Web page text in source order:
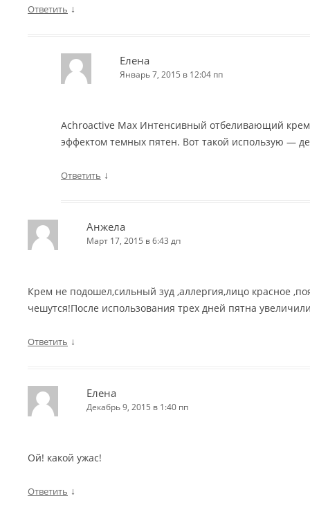
Ответить ↓
Елена
Январь 7, 2015 в 12:04 пп
Achroactive Max Интенсивный отбеливающий
эффектом темных пятен. Вот такой использую —
Ответить ↓
Анжела
Март 17, 2015 в 6:43 дп
Крем не подошел,сильный зуд ,аллергия,лицо красное
чешутся!После использования трех дней пятна
Ответить ↓
Елена
Декабрь 9, 2015 в 1:40 пп
Ой! какой ужас!
Ответить ↓